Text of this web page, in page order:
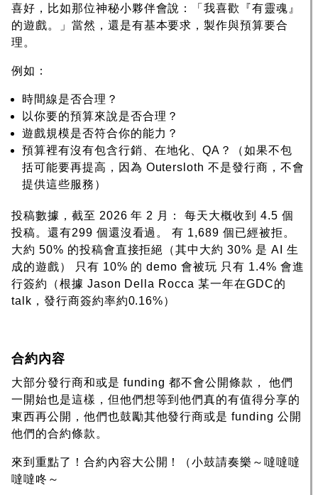
喜好，比如那位神秘小夥伴會說：「我喜歡『有靈魂』
的遊戲。」當然，還是有基本要求，製作與預算要合
理。
例如：
時間線是否合理？
以你要的預算來說是否合理？
遊戲規模是否符合你的能力？
預算裡有沒有包含行銷、在地化、QA？（如果不包
括可能要再提高，因為 Outersloth 不是發行商，不會
提供這些服務）
投稿數據，截至 2026 年 2 月： 每天大概收到 4.5 個
投稿。還有299 個還沒看過。 有 1,689 個已經被拒。
大約 50% 的投稿會直接拒絕（其中大約 30% 是 AI 生
成的遊戲） 只有 10% 的 demo 會被玩 只有 1.4% 會進
行簽約（根據 Jason Della Rocca 某一年在GDC的
talk，發行商簽約率約0.16%）
合約內容
大部分發行商和或是 funding 都不會公開條款， 他們
一開始也是這樣，但他們想等到他們真的有值得分享的
東西再公開，他們也鼓勵其他發行商或是 funding 公開
他們的合約條款。
來到重點了！合約內容大公開！（小鼓請奏樂～噠噠噠
噠噠咚～